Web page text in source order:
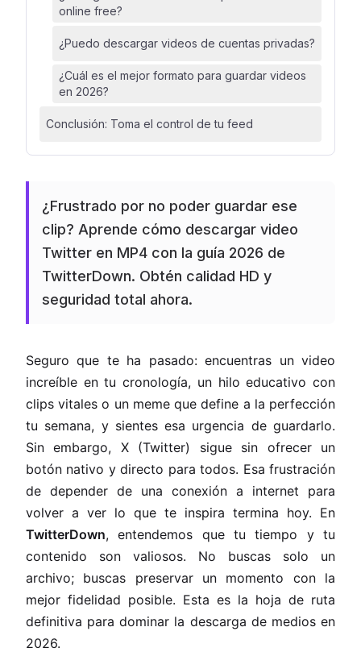
online free?
¿Puedo descargar videos de cuentas privadas?
¿Cuál es el mejor formato para guardar videos
en 2026?
Conclusión: Toma el control de tu feed
¿Frustrado por no poder guardar ese
clip? Aprende cómo descargar video
Twitter en MP4 con la guía 2026 de
TwitterDown. Obtén calidad HD y
seguridad total ahora.
Seguro que te ha pasado: encuentras un video
increíble en tu cronología, un hilo educativo con
clips vitales o un meme que define a la perfección
tu semana, y sientes esa urgencia de guardarlo.
Sin embargo, X (Twitter) sigue sin ofrecer un
botón nativo y directo para todos. Esa frustración
de depender de una conexión a internet para
volver a ver lo que te inspira termina hoy. En
TwitterDown, entendemos que tu tiempo y tu
contenido son valiosos. No buscas solo un
archivo; buscas preservar un momento con la
mejor fidelidad posible. Esta es la hoja de ruta
definitiva para dominar la descarga de medios en
2026.